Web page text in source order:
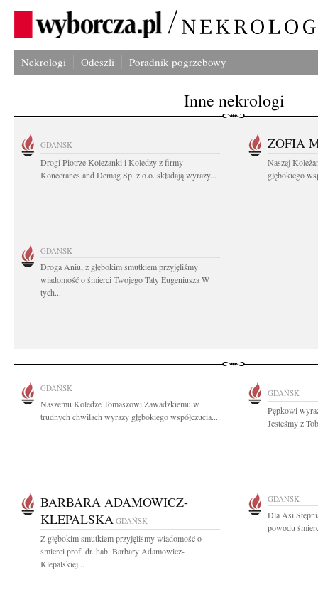
Nekrologi Odeszli Poradnik pogrzebowy
Inne nekrologi
GDAŃSK
Drogi Piotrze Koleżanki i Koledzy z firmy
Konecranes and Demag Sp. z o.o. składają wyrazy...
ZOFIA
Naszej
głębokiego
GDAŃSK
Droga Aniu, z głębokim smutkiem przyjęliśmy
wiadomość o śmierci Twojego Taty Eugeniusza W
tych...
GDAŃSK
Naszemu Koledze Tomaszowi Zawadzkiemu w
trudnych chwilach wyrazy głębokiego współczucia...
GDAŃSK
Pępkowi
Jesteśmy z
BARBARA ADAMOWICZ-
KLEPALSKA GDAŃSK
Z głębokim smutkiem przyjęliśmy wiadomość o
śmierci prof. dr. hab. Barbary Adamowicz-
Klepalskiej...
GDAŃSK
Dla Asi
powodu